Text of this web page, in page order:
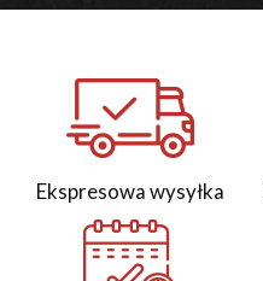
Ekspresowa wysyłka